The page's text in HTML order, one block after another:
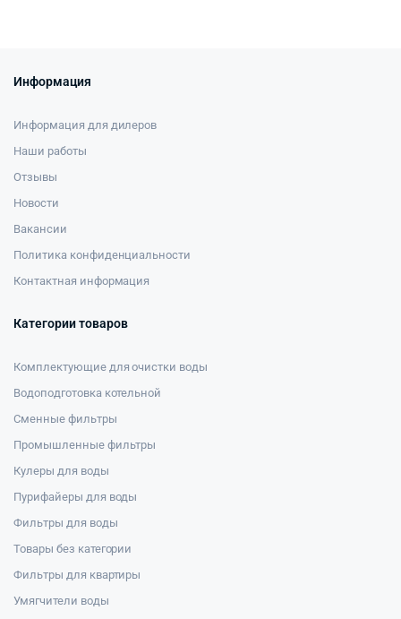
Информация
Информация для дилеров
Наши работы
Отзывы
Новости
Вакансии
Политика конфиденциальности
Контактная информация
Категории товаров
Комплектующие для очистки воды
Водоподготовка котельной
Сменные фильтры
Промышленные фильтры
Кулеры для воды
Пурифайеры для воды
Фильтры для воды
Товары без категории
Фильтры для квартиры
Умягчители воды